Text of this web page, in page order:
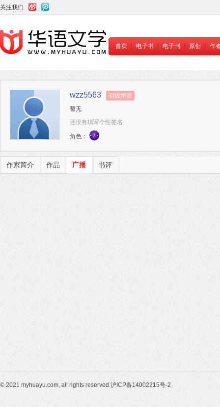
关注我们
首页 电子书 电子刊 原创 作
wzz5563
初级华语
暂无
还没有填写个性签名
角色：
作家简介 作品 广播 书评
© 2021 myhuayu.com, all rights reserved 沪ICP备14002215号-2